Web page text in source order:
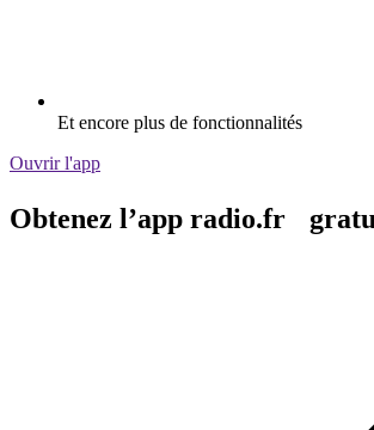
Et encore plus de fonctionnalités
Ouvrir l'app
Obtenez l’app radio.fr